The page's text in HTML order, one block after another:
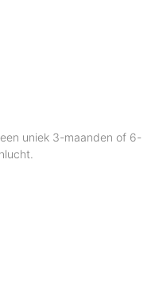
uniek 3-maanden of 6-